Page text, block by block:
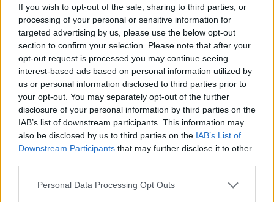
If you wish to opt-out of the sale, sharing to third parties, or
processing of your personal or sensitive information for
targeted advertising by us, please use the below opt-out
section to confirm your selection. Please note that after your
opt-out request is processed you may continue seeing
interest-based ads based on personal information utilized by
us or personal information disclosed to third parties prior to
your opt-out. You may separately opt-out of the further
disclosure of your personal information by third parties on the
IAB’s list of downstream participants. This information may
also be disclosed by us to third parties on the IAB’s List of
Downstream Participants that may further disclose it to other
Please note that this website/app uses one or more Google
Personal Data Processing Opt Outs
Lai gan šajā sezonā izdevās noskatīties mazāk
Liepājas teātra izrāžu, nekā biju cerējis, tā
(spriežot pēc labajām atsauksmēm arī par tiem
iestudējumiem, kurus plānoju lūkot) ir izdevusies,
kaut gan tajā ir arī pa spožai, pamācošai
neveiksmei (gluži tāpat kā citos teātros). Cerams,
ka teātris vairāk viesosies Rīgā un citviet.
Biežākas viesizrādes ir kļuvušas vēl svarīgākas
līdz ar Latvijas Teātra darbinieku savienības
balsojuma iespējas par izrādēm portālā